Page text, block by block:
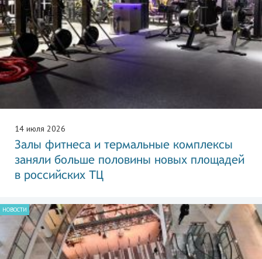
14 июля 2026
Залы фитнеса и термальные комплексы
заняли больше половины новых площадей
в российских ТЦ
НОВОСТИ